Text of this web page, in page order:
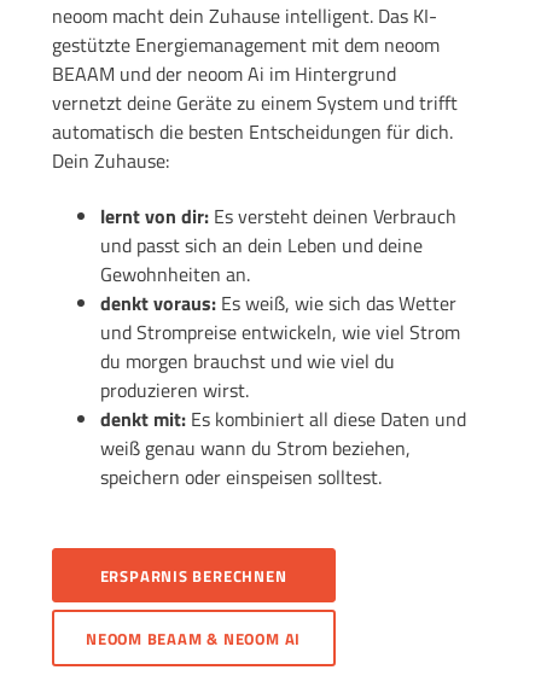
neoom macht dein Zuhause intelligent. Das KI-
gestützte Energiemanagement mit dem neoom
BEAAM und der neoom Ai im Hintergrund
vernetzt deine Geräte zu einem System und trifft
automatisch die besten Entscheidungen für dich.
Dein Zuhause:
lernt von dir:Es versteht deinen Verbrauch
und passt sich an dein Leben und deine
Gewohnheiten an.
denkt voraus:Es weiß, wie sich das Wetter
und Strompreise entwickeln, wie viel Strom
du morgen brauchst und wie viel du
produzieren wirst.
denkt mit:Es kombiniert all diese Daten und
weiß genau wann du Strom beziehen,
speichern oder einspeisen solltest.
ERSPARNIS BERECHNEN
NEOOM BEAAM & NEOOM AI